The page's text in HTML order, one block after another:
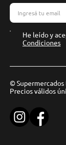
He leído y
Condiciones
©
Precios válidos